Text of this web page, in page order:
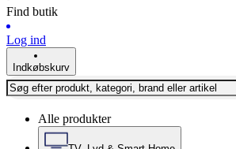
Find butik
Log ind
Indkøbskurv
Alle produkter